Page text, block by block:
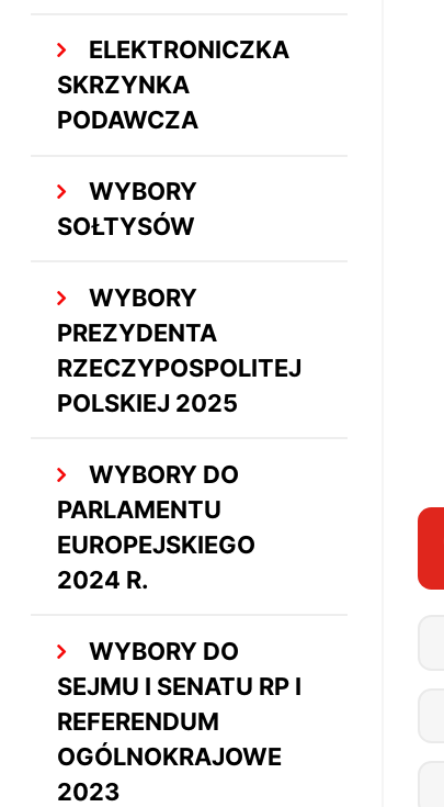
ELEKTRONICZKA
SKRZYNKA
PODAWCZA
WYBORY
SOŁTYSÓW
WYBORY
PREZYDENTA
RZECZYPOSPOLITEJ
POLSKIEJ 2025
WYBORY DO
PARLAMENTU
EUROPEJSKIEGO
2024 R.
WYBORY DO
SEJMU I SENATU RP I
REFERENDUM
OGÓLNOKRAJOWE
2023